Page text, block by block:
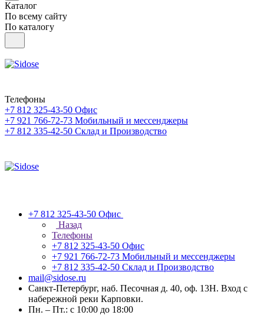
Каталог
По всему сайту
По каталогу
Телефоны
+7 812 325-43-50 Офис
+7 921 766-72-73 Мобильный и мессенджеры
+7 812 335-42-50 Склад и Производство
+7 812 325-43-50 Офис
Назад
Телефоны
+7 812 325-43-50 Офис
+7 921 766-72-73 Мобильный и мессенджеры
+7 812 335-42-50 Склад и Производство
mail@sidose.ru
Санкт-Петербург, наб. Песочная д. 40, оф. 13Н. Вход с
набережной реки Карповки.
Пн. – Пт.: с 10:00 до 18:00